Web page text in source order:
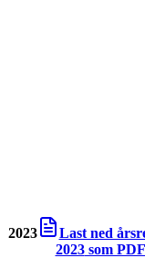
2023
Last ned
2023som PDF